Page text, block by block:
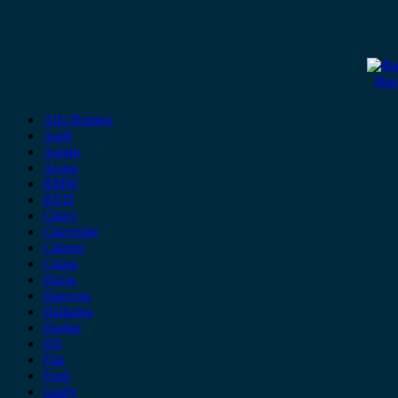
Alfa Romeo
Audi
Austin
Acura
BMW
BYD
Chery
Chevrolet
Citroen
Cupra
Dacia
Daewoo
Daihatsu
Dodge
DS
Fiat
Ford
Geely